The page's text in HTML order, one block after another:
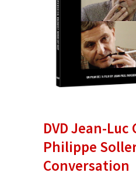
DVD Jean-Luc
Philippe
Conversation